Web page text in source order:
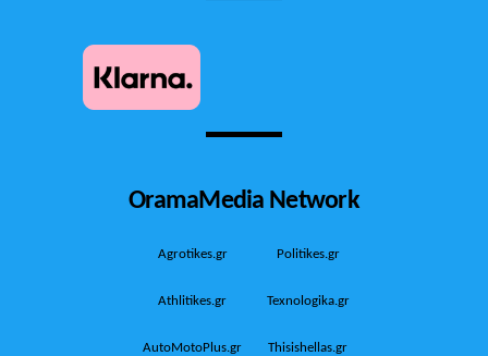
OramaMedia Network
Agrotikes.gr Politikes.gr
Athlitikes.gr Texnologika.gr
AutoMotoPlus.gr Thisishellas.gr